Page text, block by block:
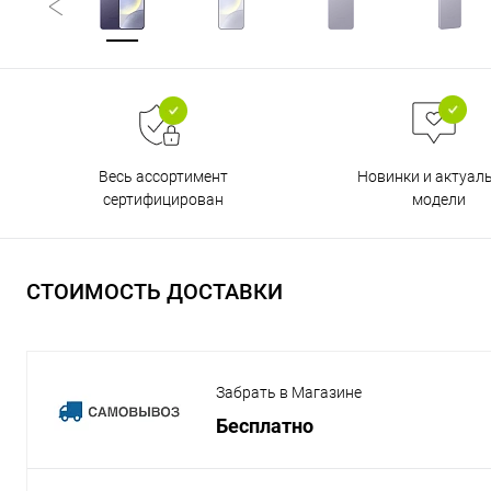
Весь ассортимент
сертифицирован
Новинки и
модели
СТОИМОСТЬ ДОСТАВКИ
Забрать в Магазине
Бесплатно